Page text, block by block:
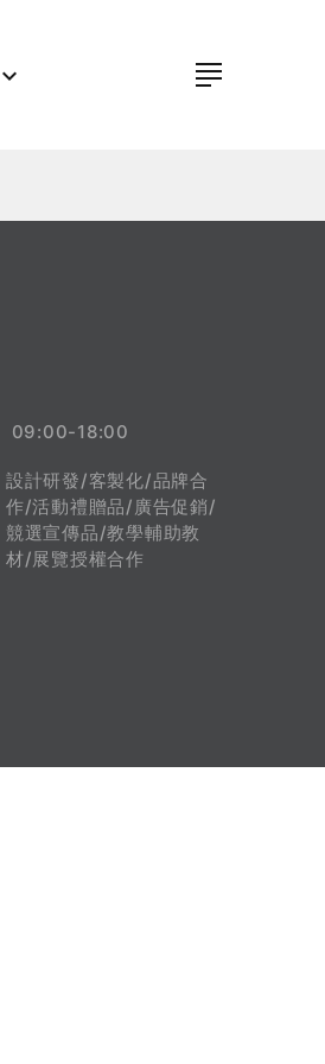
09:00-18:00
設計研發/客製化/品牌合
作/活動禮贈品/廣告促銷/
競選宣傳品/教學輔助教
材/展覽授權合作